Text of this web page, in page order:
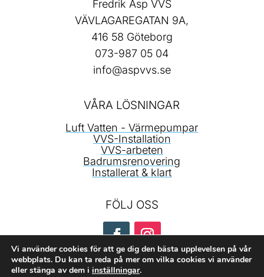
Fredrik Asp VVS
VÄVLAGAREGATAN 9A,
416 58 Göteborg
073-987 05 04
info@aspvvs.se
VÅRA LÖSNINGAR
Luft Vatten - Värmepumpar
VVS-Installation
VVS-arbeten
Badrumsrenovering
Installerat & klart
FÖLJ OSS
Vi använder cookies för att ge dig den bästa upplevelsen på vår
webbplats. Du kan ta reda på mer om vilka cookies vi använder
eller stänga av dem i inställningar.